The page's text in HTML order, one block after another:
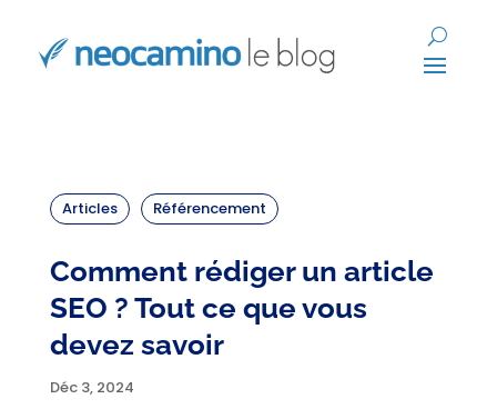
Articles Référencement
Comment rédiger un article
SEO ? Tout ce que vous
devez savoir
Déc 3, 2024